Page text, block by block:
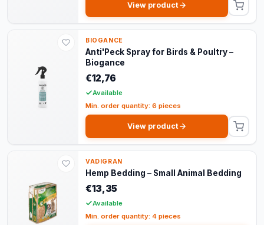
View product
BIOGANCE
Anti'Peck Spray for Birds & Poultry –
Biogance
€12,76
Available
Min. order quantity: 6 pieces
View product
VADIGRAN
Hemp Bedding – Small Animal Bedding
€13,35
Available
Min. order quantity: 4 pieces